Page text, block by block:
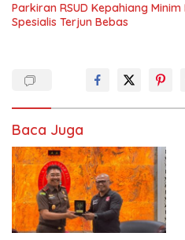
Parkiran RSUD Kepahiang
Spesialis Terjun Bebas
Baca Juga